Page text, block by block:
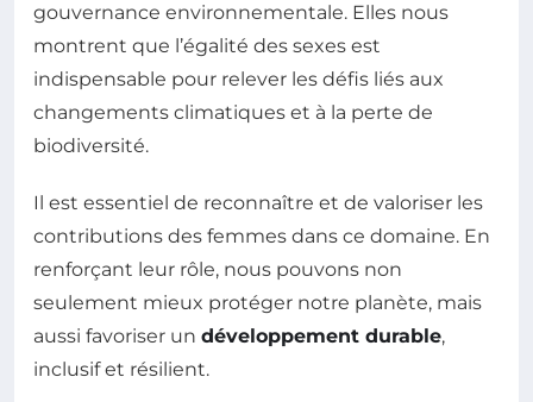
gouvernance environnementale. Elles nous
montrent que l’égalité des sexes est
indispensable pour relever les défis liés aux
changements climatiques et à la perte de
biodiversité.
Il est essentiel de reconnaître et de valoriser les
contributions des femmes dans ce domaine. En
renforçant leur rôle, nous pouvons non
seulement mieux protéger notre planète, mais
aussi favoriser un développement durable,
inclusif et résilient.